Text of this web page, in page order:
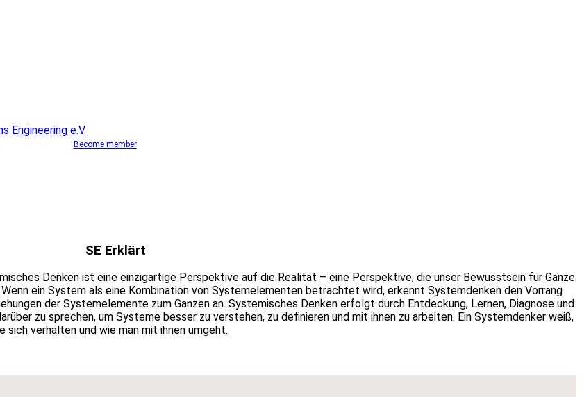
Become member
SE Erklärt
Denken ist eine einzigartige Perspektive auf die Realität – eine Perspektive, die unser Bewusstsein für Ganze
ein System als eine Kombination von Systemelementen betrachtet wird, erkennt Systemdenken den Vorrang
der Systemelemente zum Ganzen an. Systemisches Denken erfolgt durch Entdeckung, Lernen, Diagnose und
zu sprechen, um Systeme besser zu verstehen, zu definieren und mit ihnen zu arbeiten. Ein Systemdenker weiß,
verhalten und wie man mit ihnen umgeht.